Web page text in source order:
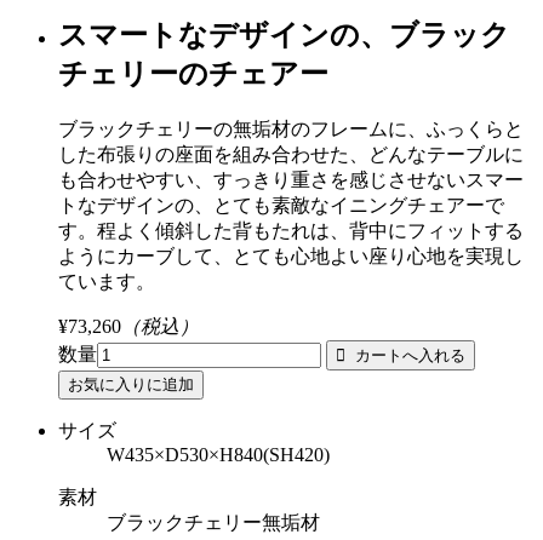
スマートなデザインの、ブラック
チェリーのチェアー
ブラックチェリーの無垢材のフレームに、ふっくらと
した布張りの座面を組み合わせた、どんなテーブルに
も合わせやすい、すっきり重さを感じさせないスマー
トなデザインの、とても素敵なイニングチェアーで
す。程よく傾斜した背もたれは、背中にフィットする
ようにカーブして、とても心地よい座り心地を実現し
ています。
¥73,260 （税込）
数量
サイズ
W435×D530×H840(SH420)
素材
ブラックチェリー無垢材